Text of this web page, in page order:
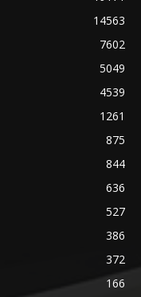
14563
7602
5049
4539
1261
875
844
636
527
386
372
166